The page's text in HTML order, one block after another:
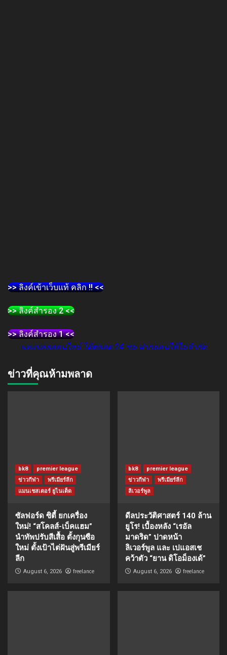
>> ลิงค์เข้าเว็บแท้ คลิก !! <<
>> ลิงค์สำรอง 2 <<
>> ลิงค์สำรอง 1 <<
แทงบอลออนไลน์ ได้ตลอด 24 ชม ฝากถอนได้ไม่จำกัด
ข่าวที่คุณห้ามพลาด
bk8
premier league
ข่าวกีฬา
พรีเมียร์ลีก
แมนเชสเตอร์ ยูไนเต็ด
ซัลฟอร์ด ซิตี้ ยกเครื่อง
ใหม่! “สโคลส์-เบ็คแฮม”
นำทัพปรับสีเสื้อ ตั้งกุนซือ
ใหม่ ตั้งเป้าไต่ฝันสู่พรีเมียร์
ลีก
August 6, 2026 freelance
bk8
premier league
ข่าวกีฬา
พรีเมียร์ลีก
ลิเวอร์พูล
ดีลประวัติศาสตร์ 140 ล้าน
ยูโร! เบื้องหลัง “เรอัล
มาดริด” ปาดหน้า
ลิเวอร์พูล และ เปแอสเช
คว้าตัว “ยาน ดิโอม็องเด้”
August 6, 2026 freelance